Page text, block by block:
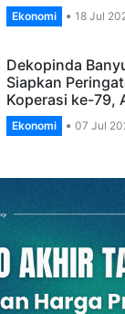
Sekarkijang
2026 Resmi
Ekonomi 18 Jul
Dekopinda
Siapkan
Ekonomi 07 Jul